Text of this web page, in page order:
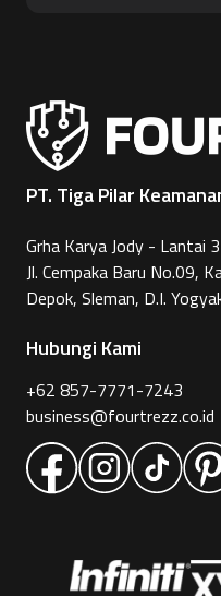
PT. Tiga Pilar
Grha Karya Jody - Lantai 3
Jl. Cempaka Baru No.09,
Depok, Sleman, D.I.
Hubungi Kami
+62 857-7771-7243
business@fourtrezz.co.id